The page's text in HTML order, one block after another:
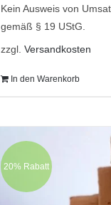
9,95
Kein Ausweis von
gemäß § 19 UStG.
zzgl.Versandkosten
In den Warenkorb
20% Rabatt